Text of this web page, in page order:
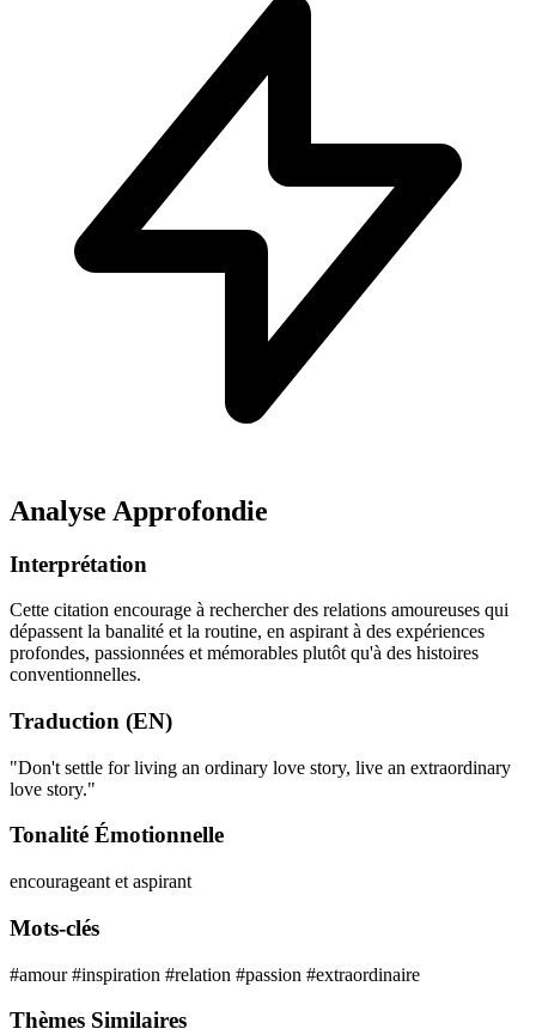
Analyse Approfondie
Interprétation
Cette citation encourage à rechercher des relations amoureuses qui
dépassent la banalité et la routine, en aspirant à des expériences
profondes, passionnées et mémorables plutôt qu'à des histoires
conventionnelles.
Traduction (EN)
"Don't settle for living an ordinary love story, live an extraordinary
love story."
Tonalité Émotionnelle
encourageant et aspirant
Mots-clés
#amour#inspiration #relation #passion #extraordinaire
Thèmes Similaires